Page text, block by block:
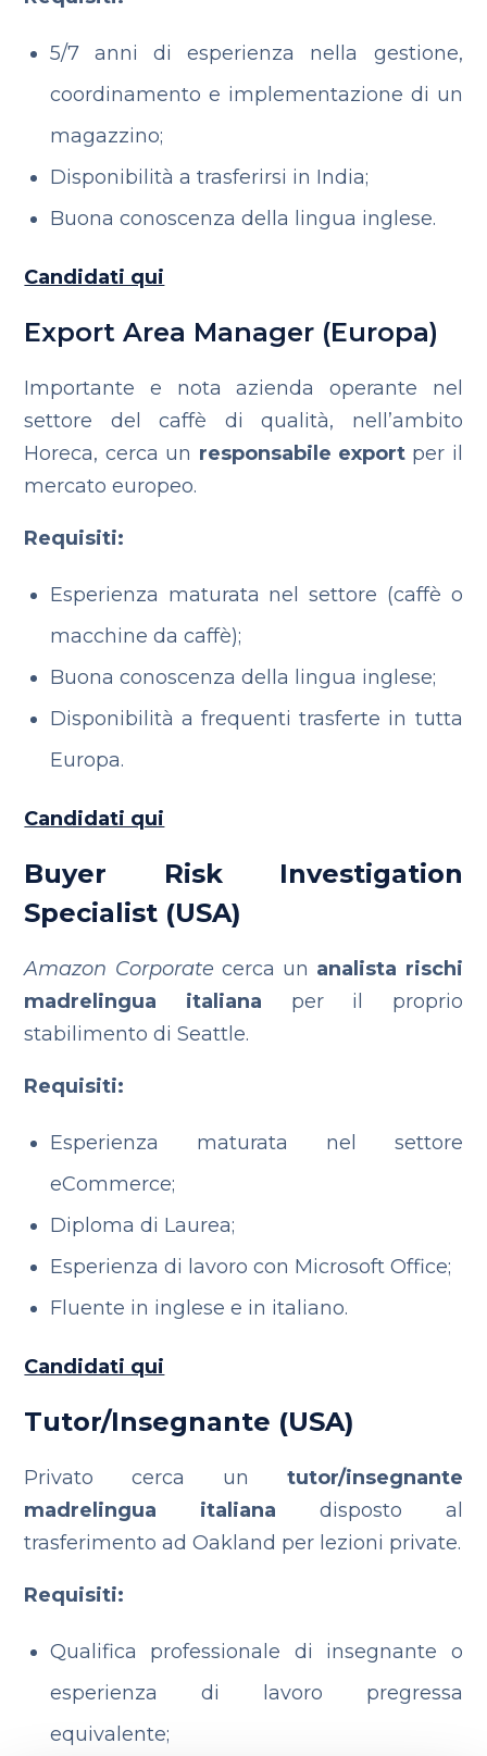
5/7 anni di esperienza nella gestione,
coordinamento e implementazione di un
magazzino;
Disponibilità a trasferirsi in India;
Buona conoscenza della lingua inglese.
Candidati qui
Export Area Manager (Europa)
Importante e nota azienda operante nel
settore del caffè di qualità, nell’ambito
Horeca, cerca un responsabile exportper il
mercato europeo.
Requisiti:
Esperienza maturata nel settore (caffè o
macchine da caffè);
Buona conoscenza della lingua inglese;
Disponibilità a frequenti trasferte in tutta
Europa.
Candidati qui
Buyer Risk Investigation
Specialist (USA)
Amazon Corporate cerca un analista rischi
madrelingua italiana per il proprio
stabilimento di Seattle.
Requisiti:
Esperienza maturata nel settore
eCommerce;
Diploma di Laurea;
‪Esperienza di lavoro con Microsoft Office;
Fluente in inglese e in italiano.
Candidati qui
‪Tutor/Insegnante (USA)
Privato cerca un tutor/insegnante
madrelingua italiana disposto al
trasferimento ad Oakland per lezioni private.
Requisiti:
Qualifica professionale di insegnante o
esperienza di lavoro pregressa
equivalente;